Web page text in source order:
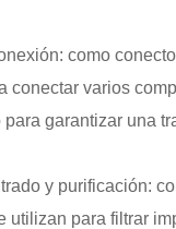
como
conectar varios
garantizar una
y purificación:
utilizan para filtrar